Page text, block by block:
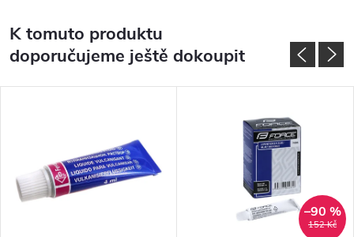
K tomuto produktu
doporučujeme ještě dokoupit
152 Kč
–90 %